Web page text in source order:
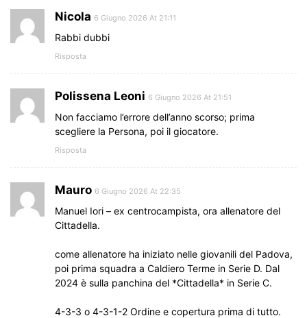
Nicola 6 Giugno 2026 At 21:11
Rabbi dubbi
Risposta
Polissena Leoni 6 Giugno 2026 At 21:51
Non facciamo l’errore dell’anno scorso; prima
scegliere la Persona, poi il giocatore.
Risposta
Mauro 6 Giugno 2026 At 22:35
Manuel Iori – ex centrocampista, ora allenatore del
Cittadella.
come allenatore ha iniziato nelle giovanili del Padova,
poi prima squadra a Caldiero Terme in Serie D. Dal
2024 è sulla panchina del *Cittadella* in Serie C.
4-3-3 o 4-3-1-2 Ordine e copertura prima di tutto.